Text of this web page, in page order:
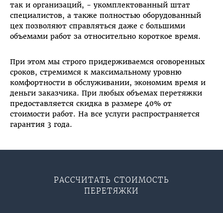
так и организаций, - укомплектованный штат
специалистов, а также полностью оборудованный
цех позволяют справляться даже с большими
объемами работ за относительно короткое время.
При этом мы строго придерживаемся оговоренных
сроков, стремимся к максимальному уровню
комфортности в обслуживании, экономим время и
деньги заказчика. При любых объемах перетяжки
предоставляется скидка в размере 40% от
стоимости работ. На все услуги распространяется
гарантия 3 года.
РАССЧИТАТЬ СТОИМОСТЬ
ПЕРЕТЯЖКИ